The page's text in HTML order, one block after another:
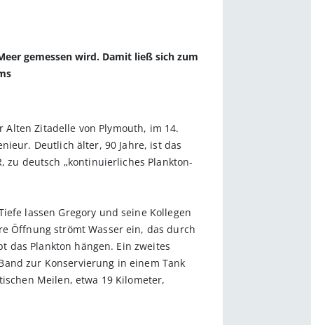
gemessen wird. Damit ließ sich zum
Zitadelle von Plymouth, im 14.
Deutlich älter, 90 Jahre, ist das
zu deutsch „kontinuierliches Plankton-
lassen Gregory und seine Kollegen
Öffnung strömt Wasser ein, das durch
Plankton hängen. Ein zweites
zur Konservierung in einem Tank
Meilen, etwa 19 Kilometer,